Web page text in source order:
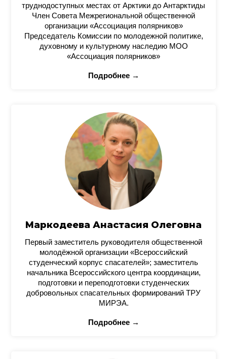
труднодоступных местах от Арктики до Антарктиды
Член Совета Межрегиональной общественной
организации «Ассоциация полярников»
Председатель Комиссии по молодежной политике,
духовному и культурному наследию МОО
«Ассоциация полярников»
Подробнее →
Маркодеева Анастасия Олеговна
Первый заместитель руководителя общественной
молодёжной организации «Всероссийский
студенческий корпус спасателей»; заместитель
начальника Всероссийского центра координации,
подготовки и переподготовки студенческих
добровольных спасательных формирований ТРУ
МИРЭА.
Подробнее →